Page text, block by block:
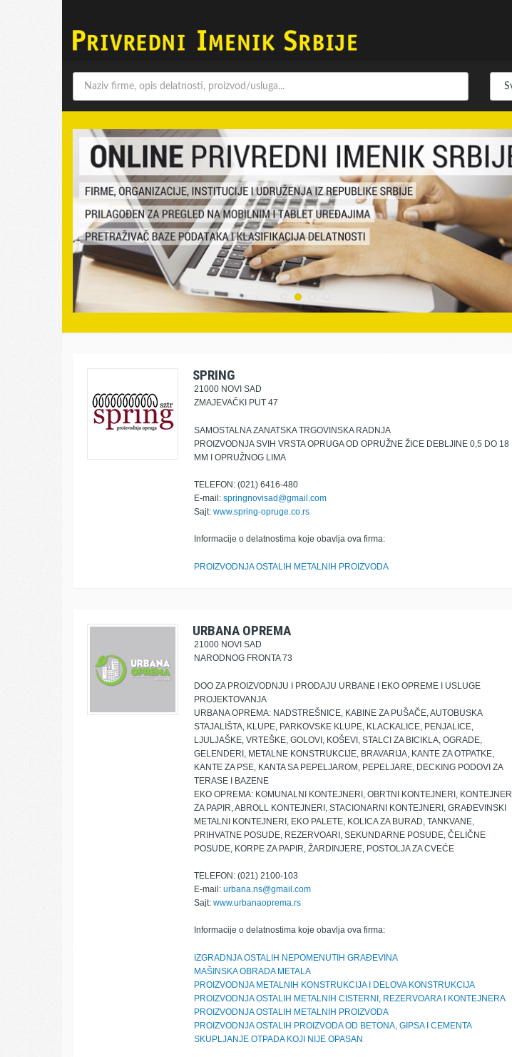
SPRING
21000 NOVI SAD
ZMAJEVAČKI PUT 47
SAMOSTALNA ZANATSKA TRGOVINSKA RADNJA
PROIZVODNJA SVIH VRSTA OPRUGA OD OPRUŽNE ŽICE DEBLJINE 0,5 DO 18
MM I OPRUŽNOG LIMA
TELEFON: (021) 6416-480
E-mail: springnovisad@gmail.com
Sajt: www.spring-opruge.co.rs
Informacije o delatnostima koje obavlja ova firma:
PROIZVODNJA OSTALIH METALNIH PROIZVODA
URBANA OPREMA
21000 NOVI SAD
NARODNOG FRONTA 73
DOO ZA PROIZVODNJU I PRODAJU URBANE I EKO OPREME I USLUGE
PROJEKTOVANJA
URBANA OPREMA: NADSTREŠNICE, KABINE ZA PUŠAČE, AUTOBUSKA
STAJALIŠTA, KLUPE, PARKOVSKE KLUPE, KLACKALICE, PENJALICE,
LJULJAŠKE, VRTEŠKE, GOLOVI, KOŠEVI, STALCI ZA BICIKLA, OGRADE,
GELENDERI, METALNE KONSTRUKCIJE, BRAVARIJA, KANTE ZA OTPATKE,
KANTE ZA PSE, KANTA SA PEPELJAROM, PEPELJARE, DECKING PODOVI ZA
TERASE I BAZENE
EKO OPREMA: KOMUNALNI KONTEJNERI, OBRTNI KONTEJNERI, KONTEJNERI
ZA PAPIR, ABROLL KONTEJNERI, STACIONARNI KONTEJNERI, GRAĐEVINSKI
METALNI KONTEJNERI, EKO PALETE, KOLICA ZA BURAD, TANKVANE,
PRIHVATNE POSUDE, REZERVOARI, SEKUNDARNE POSUDE, ČELIČNE
POSUDE, KORPE ZA PAPIR, ŽARDINJERE, POSTOLJA ZA CVEĆE
TELEFON: (021) 2100-103
E-mail: urbana.ns@gmail.com
Sajt: www.urbanaoprema.rs
Informacije o delatnostima koje obavlja ova firma:
IZGRADNJA OSTALIH NEPOMENUTIH GRAĐEVINA
MAŠINSKA OBRADA METALA
PROIZVODNJA METALNIH KONSTRUKCIJA I DELOVA KONSTRUKCIJA
PROIZVODNJA OSTALIH METALNIH CISTERNI, REZERVOARA I KONTEJNERA
PROIZVODNJA OSTALIH METALNIH PROIZVODA
PROIZVODNJA OSTALIH PROIZVODA OD BETONA, GIPSA I CEMENTA
SKUPLJANJE OTPADA KOJI NIJE OPASAN